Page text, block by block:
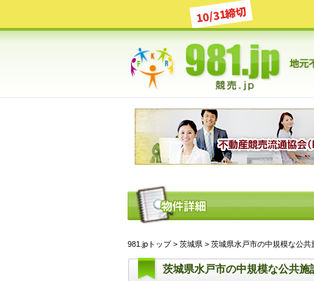
10/31締切
981.jpトップ> 茨城県 > 茨城県水戸市の中規模な公
茨城県水戸市の中規模な公共